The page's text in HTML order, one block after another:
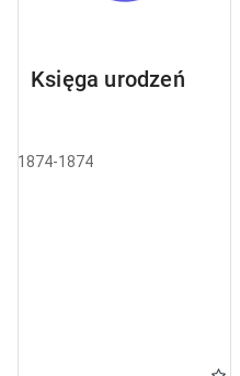
Księga urodzeń
1874-1874